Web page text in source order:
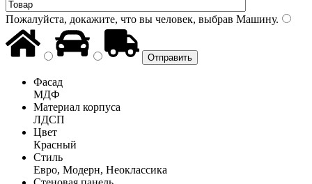
Пожалуйста, докажите, что вы человек, выбрав Машину.
Фасад
МДФ
Материал корпуса
ЛДСП
Цвет
Красный
Стиль
Евро, Модерн, Неоклассика